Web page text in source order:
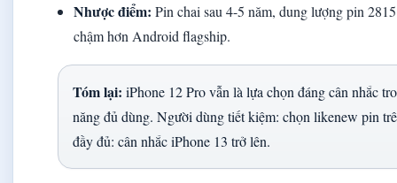
Nhược điểm: Pin chai sau 4-5 năm, dung lượng pin
chậm hơn Android flagship.
Tóm lại: iPhone 12 Pro vẫn là lựa chọn đáng cân nhắc
năng đủ dùng. Người dùng tiết kiệm: chọn likenew pin
đầy đủ: cân nhắc iPhone 13 trở lên.